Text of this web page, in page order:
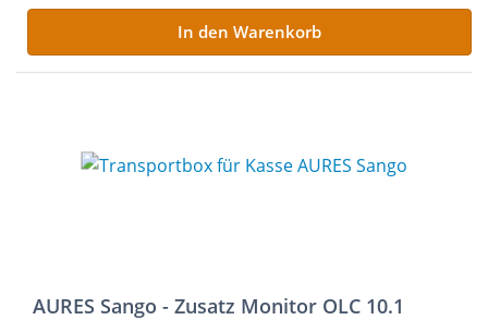
In den Warenkorb
AURES Sango - Zusatz Monitor OLC 10.1